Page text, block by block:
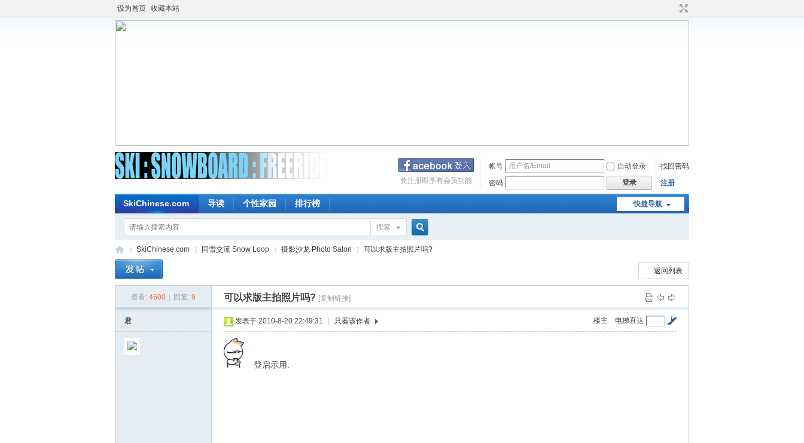
设为首页 收藏本站
帐号 自动登录
找回密码
密码
登录 注册
免注册即享有会员功能
快捷导航
SkiChinese.com 导读 个性家园 排行榜
搜索
搜
SkiChinese.com 同雪交流 Snow Loop
›
摄影沙龙 Photo Salon 可以求版主拍照片吗?
返回列表
查看: 4600 回复: 9 可以求版主拍照片吗? [复制链接]
君 电梯直达
楼主
发表于 2010-8-20 22:49:31 只看该作者
登启示用.